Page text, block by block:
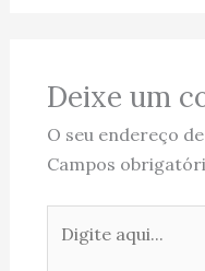
Deixe um
O seu endereço
Campos
aqui...